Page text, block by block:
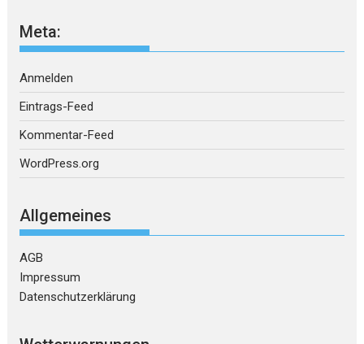
Meta:
Anmelden
Eintrags-Feed
Kommentar-Feed
WordPress.org
Allgemeines
AGB
Impressum
Datenschutzerklärung